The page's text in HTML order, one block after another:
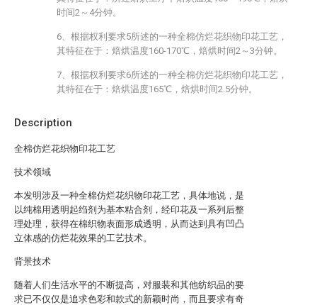
Description
全棉仿烂花织物印花工艺
技术领域
本发明涉及一种全棉仿烂花织物印花工艺，具体地说，是
以纯棉用透明起绉剂为基本粘合剂，经印花及一系列后整
理处理，获得在棉织物表面形成透明，从而达到具有凹凸
立体感的仿烂花效果的工艺技术。
背景技术
随着人们生活水平的不断提高，对服装和其他纺织品的要
求已不仅仅是追求色彩和款式的新颖时尚，而且要求有奇
时间2～4分钟。
6、根据权利要求5所述的一种全棉仿烂花织物印花工艺，
其特征在于：焙烘温度160-170℃，焙烘时间2～3分钟。
7、根据权利要求6所述的一种全棉仿烂花织物印花工艺，
其特征在于：焙烘温度165℃，焙烘时间2.5分钟。